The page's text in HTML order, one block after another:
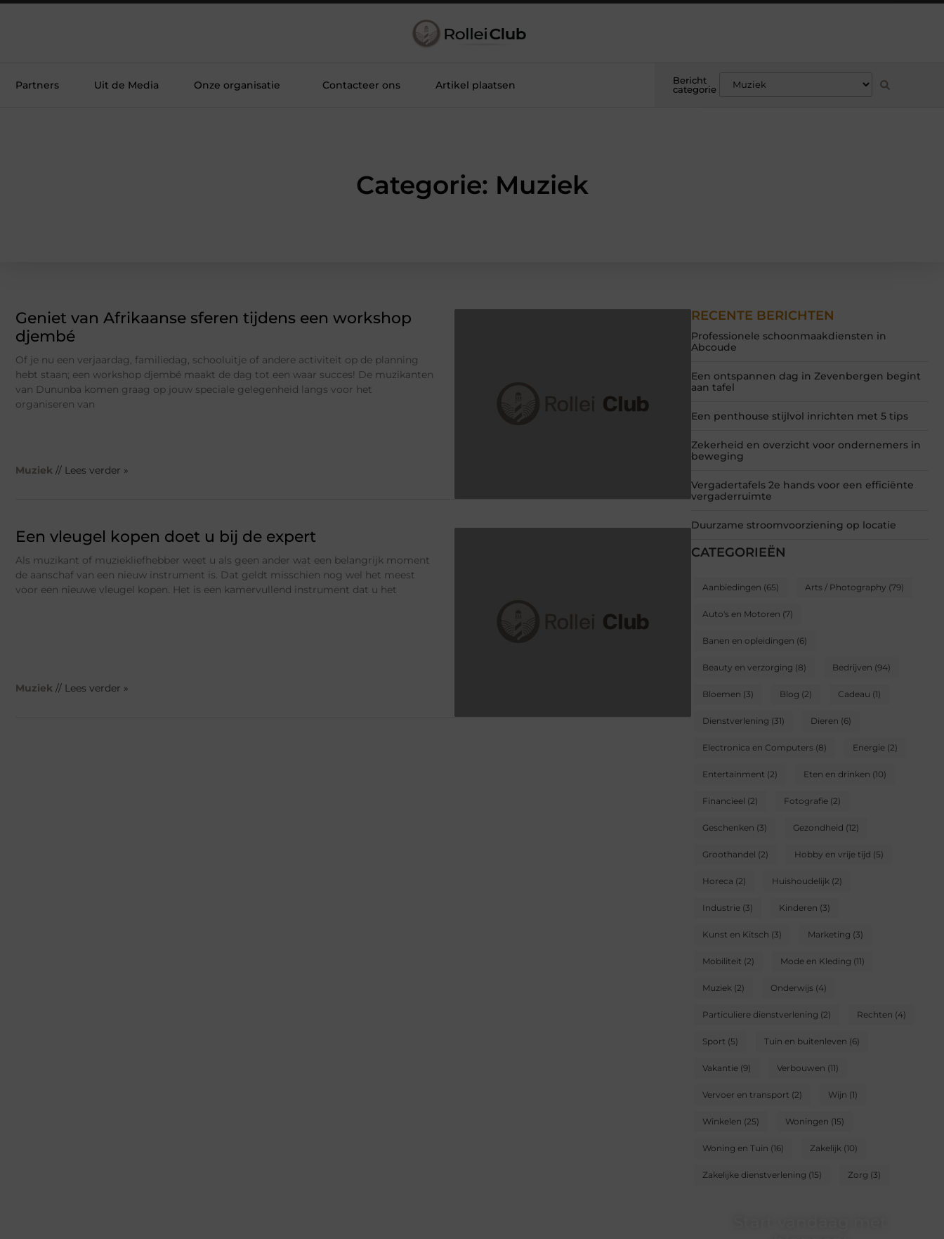
Partners Uit de Media Onze organisatie Contacteer ons Artikel plaatsen
Bericht
categorie
Categorie: Muziek
RECENTE BERICHTEN
Professionele schoonmaakdiensten in
Abcoude
Een ontspannen dag in Zevenbergen begint
aan tafel
Een penthouse stijlvol inrichten met 5 tips
Zekerheid en overzicht voor ondernemers in
beweging
Vergadertafels 2e hands voor een efficiënte
vergaderruimte
Duurzame stroomvoorziening op locatie
CATEGORIEËN
Aanbiedingen (65) Arts / Photography (79)
Auto's en Motoren (7)
Banen en opleidingen (6)
Beauty en verzorging (8) Bedrijven (94)
Bloemen (3) Blog (2) Cadeau (1)
Dienstverlening (31) Dieren (6)
Electronica en Computers (8) Energie (2)
Entertainment (2) Eten en drinken (10)
Financieel (2) Fotografie (2)
Geschenken (3) Gezondheid (12)
Groothandel (2) Hobby en vrije tijd (5)
Horeca (2) Huishoudelijk (2)
Industrie (3) Kinderen (3)
Kunst en Kitsch (3) Marketing (3)
Mobiliteit (2) Mode en Kleding (11)
Muziek (2) Onderwijs (4)
Particuliere dienstverlening (2) Rechten (4)
Sport (5) Tuin en buitenleven (6)
Vakantie (9) Verbouwen (11)
Vervoer en transport (2) Wijn (1)
Winkelen (25) Woningen (15)
Woning en Tuin (16) Zakelijk (10)
Zakelijke dienstverlening (15) Zorg (3)
Geniet van Afrikaanse sferen tijdens een workshop
djembé
Of je nu een verjaardag, familiedag, schooluitje of andere activiteit op de planning
hebt staan; een workshop djembé maakt de dag tot een waar succes! De muzikanten
van Dununba komen graag op jouw speciale gelegenheid langs voor het
organiseren van
Muziek // Lees verder »
Een vleugel kopen doet u bij de expert
Als muzikant of muziekliefhebber weet u als geen ander wat een belangrijk moment
de aanschaf van een nieuw instrument is. Dat geldt misschien nog wel het meest
voor een nieuwe vleugel kopen. Het is een kamervullend instrument dat u het
Muziek // Lees verder »